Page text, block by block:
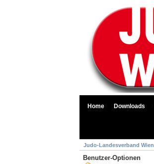
Home Downloads
Judo-Landesverband Wien
Benutzer-Optionen